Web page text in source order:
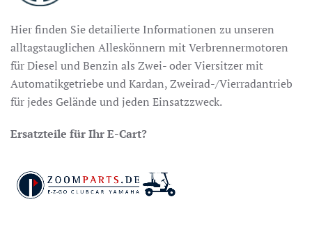
Hier finden Sie detailierte Informationen zu unseren
alltagstauglichen Alleskönnern mit Verbrennermotoren
für Diesel und Benzin als Zwei- oder Viersitzer mit
Automatikgetriebe und Kardan, Zweirad-/Vierradantrieb
für jedes Gelände und jeden Einsatzzweck.
Ersatzteile für Ihr E-Cart?